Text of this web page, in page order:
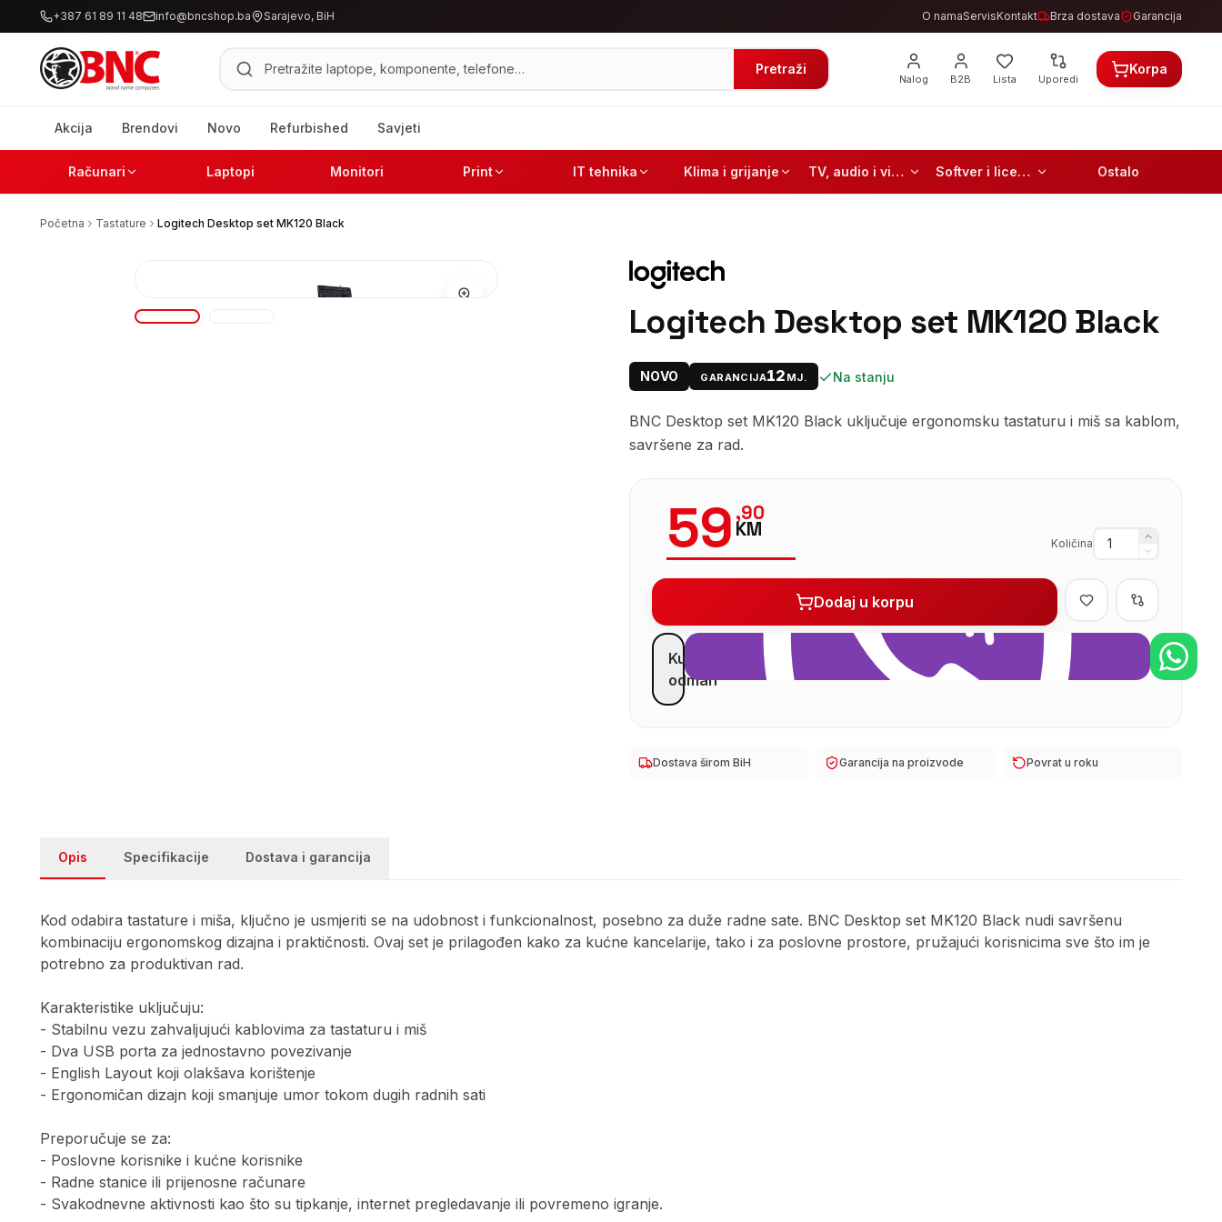
+387 61 89 11 48 info@bncshop.ba Sarajevo, BiH O namaServisKontakt Brza dostava Garancija
Pretraži proizvode
Pretraži
Nalog B2B Lista Uporedi
Korpa
Akcija Brendovi Novo Refurbished Savjeti
Računari Laptopi Monitori Print IT tehnika Klima i grijanje TV, audio i video Softver i licence Ostalo
Početna Tastature Logitech Desktop set MK120 Black
Logitech Desktop set MK120 Black
NOVO GARANCIJA12 MJ. Na stanju
BNC Desktop set MK120 Black uključuje ergonomsku tastaturu i miš sa kablom,
savršene za rad.
59 ,90
KM
Količina
Dodaj u korpu
Kupi
odmah
Dostava širom BiH Garancija na proizvode Povrat u roku
Opis Specifikacije Dostava i garancija
Kod odabira tastature i miša, ključno je usmjeriti se na udobnost i funkcionalnost, posebno za duže radne sate. BNC Desktop set MK120 Black nudi savršenu
kombinaciju ergonomskog dizajna i praktičnosti. Ovaj set je prilagođen kako za kućne kancelarije, tako i za poslovne prostore, pružajući korisnicima sve što im je
potrebno za produktivan rad.
Karakteristike uključuju:
- Stabilnu vezu zahvaljujući kablovima za tastaturu i miš
- Dva USB porta za jednostavno povezivanje
- English Layout koji olakšava korištenje
- Ergonomičan dizajn koji smanjuje umor tokom dugih radnih sati
Preporučuje se za:
- Poslovne korisnike i kućne korisnike
- Radne stanice ili prijenosne računare
- Svakodnevne aktivnosti kao što su tipkanje, internet pregledavanje ili povremeno igranje.